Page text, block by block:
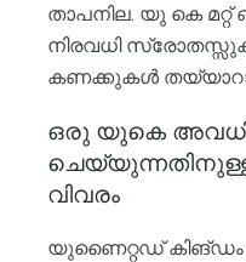
താപനില. യു കെ മറ്റ്
നിരവധി
കണക്കുകൾ
ഒരു യുകെ
വിവരം
യുണൈറ്റഡ് കിങ്ഡം